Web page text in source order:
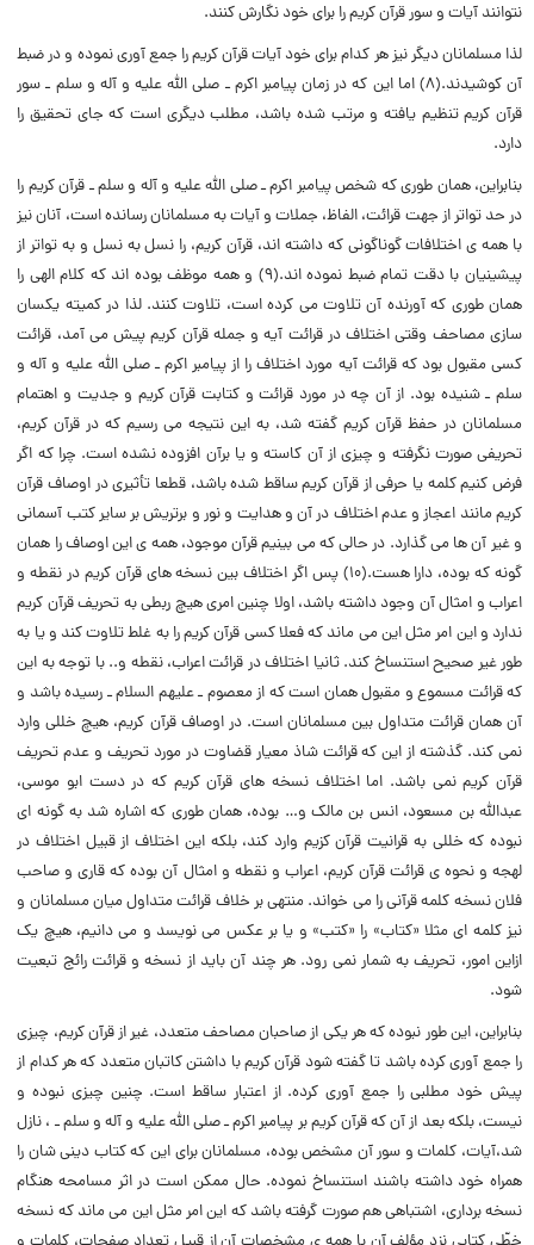
نتوانند آیات و سور قرآن کریم را برای خود نگارش کنند.
لذا مسلمانان دیگر نیز هر کدام برای خود آیات قرآن کریم را جمع آوری نموده و در ضبط
آن کوشیدند.(۸) اما این که در زمان پیامبر اکرم ـ صلی الله علیه و آله و سلم ـ سور
قرآن کریم تنظیم یافته و مرتب شده باشد، مطلب دیگری است که جای تحقیق را
دارد.
بنابراین، همان طوری که شخص پیامبر اکرم ـ صلی الله علیه و آله و سلم ـ قرآن کریم را
در حد تواتر از جهت قرائت، الفاظ، جملات و آیات به مسلمانان رسانده است، آنان نیز
با همه ی اختلافات گوناگونی که داشته اند، قرآن کریم، را نسل به نسل و به تواتر از
پیشینیان با دقت تمام ضبط نموده اند.(۹) و همه موظف بوده اند که کلام الهی را
همان طوری که آورنده آن تلاوت می کرده است، تلاوت کنند. لذا در کمیته یکسان
سازی مصاحف وقتی اختلاف در قرائت آیه و جمله قرآن کریم پیش می آمد، قرائت
کسی مقبول بود که قرائت آیه مورد اختلاف را از پیامبر اکرم ـ صلی الله علیه و آله و
سلم ـ شنیده بود. از آن چه در مورد قرائت و کتابت قرآن کریم و جدیت و اهتمام
مسلمانان در حفظ قرآن کریم گفته شد، به این نتیجه می رسیم که در قرآن کریم،
تحریفی صورت نگرفته و چیزی از آن کاسته و یا برآن افزوده نشده است. چرا که اگر
فرض کنیم کلمه یا حرفی از قرآن کریم ساقط شده باشد، قطعا تأثیری در اوصاف قرآن
کریم مانند اعجاز و عدم اختلاف در آن و هدایت و نور و برتریش بر سایر کتب آسمانی
و غیر آن ها می گذارد. در حالی که می بینیم قرآن موجود، همه ی این اوصاف را همان
گونه که بوده، دارا هست.(۱۰) پس اگر اختلاف بین نسخه های قرآن کریم در نقطه و
اعراب و امثال آن وجود داشته باشد، اولا چنین امری هیچ ربطی به تحریف قرآن کریم
ندارد و این امر مثل این می ماند که فعلا کسی قرآن کریم را به غلط تلاوت کند و یا به
طور غیر صحیح استنساخ کند. ثانیا اختلاف در قرائت اعراب، نقطه و.. با توجه به این
که قرائت مسموع و مقبول همان است که از معصوم ـ علیهم السلام ـ رسیده باشد و
آن همان قرائت متداول بین مسلمانان است. در اوصاف قرآن کریم، هیچ خللی وارد
نمی کند. گذشته از این که قرائت شاذ معیار قضاوت در مورد تحریف و عدم تحریف
قرآن کریم نمی باشد. اما اختلاف نسخه های قرآن کریم که در دست ابو موسی،
عبدالله بن مسعود، انس بن مالک و… بوده، همان طوری که اشاره شد به گونه ای
نبوده که خللی به قرانیت قرآن کزیم وارد کند، بلکه این اختلاف از قبیل اختلاف در
لهجه و نحوه ی قرائت قرآن کریم، اعراب و نقطه و امثال آن بوده که قاری و صاحب
فلان نسخه کلمه قرآنی را می خواند. منتهی بر خلاف قرائت متداول میان مسلمانان و
نیز کلمه ای مثلا «کتاب» را «کتب» و یا بر عکس می نویسد و می دانیم، هیچ یک
ازاین امور، تحریف به شمار نمی رود. هر چند آن باید از نسخه و قرائت رائج تبعیت
شود.
بنابراین، این طور نبوده که هر یکی از صاحبان مصاحف متعدد، غیر از قرآن کریم، چیزی
را جمع آوری کرده باشد تا گفته شود قرآن کریم با داشتن کاتبان متعدد که هر کدام از
پیش خود مطلبی را جمع آوری کرده. از اعتبار ساقط است. چنین چیزی نبوده و
نیست، بلکه بعد از آن که قرآن کریم بر پیامبر اکرم ـ صلی الله علیه و آله و سلم ـ ، نازل
شد،آیات، کلمات و سور آن مشخص بوده، مسلمانان برای این که کتاب دینی شان را
همراه خود داشته باشند استنساخ نموده. حال ممکن است در اثر مسامحه هنگام
نسخه برداری، اشتباهی هم صورت گرفته باشد که این امر مثل این می ماند که نسخه